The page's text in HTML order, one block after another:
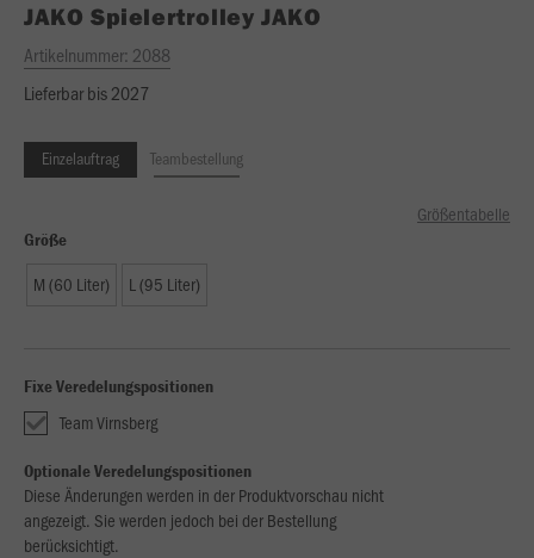
JAKO Spielertrolley JAKO
Artikelnummer: 2088
Lieferbar bis 2027
Einzelauftrag Teambestellung
Größentabelle
Größe
M (60 Liter) L (95 Liter)
Fixe Veredelungspositionen
Team Virnsberg
Optionale Veredelungspositionen
Diese Änderungen werden in der Produktvorschau nicht
angezeigt. Sie werden jedoch bei der Bestellung
berücksichtigt.